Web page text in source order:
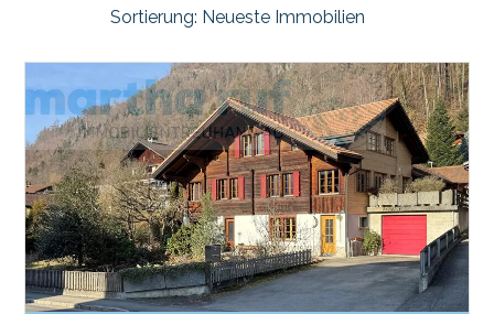
Sortierung: Neueste Immobilien